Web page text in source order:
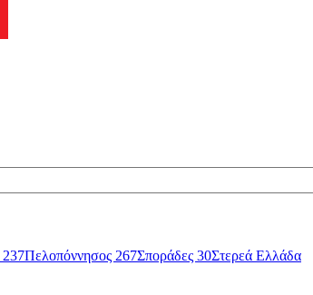
237Πελοπόννησος 267Σποράδες 30Στερεά Ελλάδα